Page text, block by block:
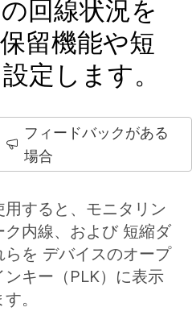
回線状況を
留機能や短
定します。
フィードバックがある
場合
すると、モニタリン
内線、および 短縮ダ
を デバイスのオープ
キー（PLK）に表示
。